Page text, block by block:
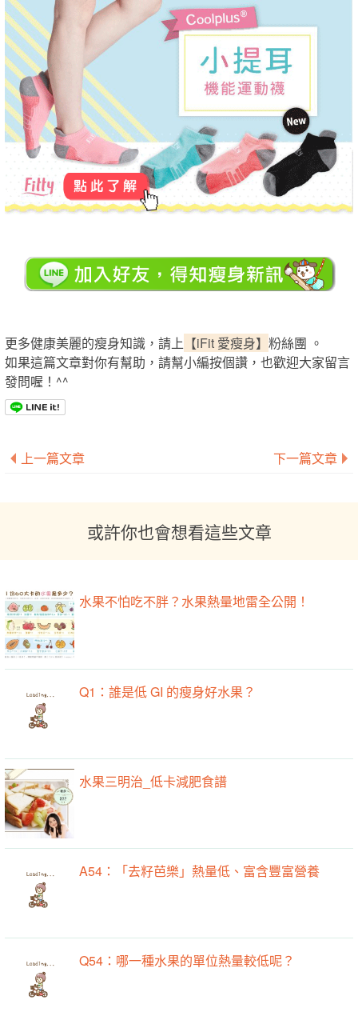
更多健康美麗的瘦身知識，請上 【iFit 愛瘦身】 粉絲團 。
如果這篇文章對你有幫助，請幫小編按個讚，也歡迎大家留言
發問喔！^^
上一篇文章 下一篇文章
或許你也會想看這些文章
水果不怕吃不胖？水果熱量地雷全公開！
Q1：誰是低 GI 的瘦身好水果？
水果三明治_低卡減肥食譜
A54：「去籽芭樂」熱量低、富含豐富營養
Q54：哪一種水果的單位熱量較低呢？